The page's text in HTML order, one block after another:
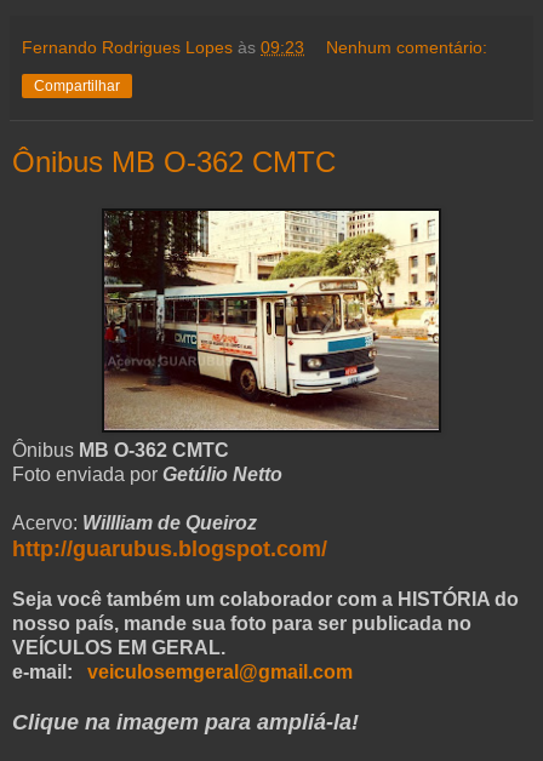
Fernando Rodrigues Lopes às 09:23 Nenhum comentário:
Compartilhar
Ônibus MB O-362 CMTC
Ônibus MB O-362 CMTC
Foto enviada por Getúlio Netto
Acervo: Willliam de Queiroz
http://guarubus.blogspot.com/
Seja você também um colaborador com a HISTÓRIA do
nosso país, mande sua foto para ser publicada no
VEÍCULOS EM GERAL.
e-mail: veiculosemgeral@gmail.com
Clique na imagem para ampliá-la!